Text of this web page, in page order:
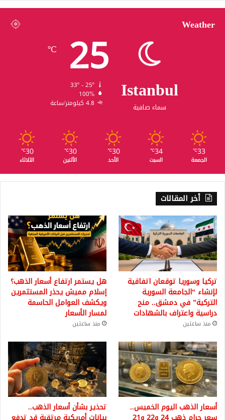
Weather
Istanbul
سماء صافية
25
℃
33º - 25º
100%
4.8 كيلومتر/ساعة
33
℃
الجمعة
34
℃
السبت
30
℃
الأحد
30
℃
الأثنين
30
℃
الثلاثاء
أخر المقالات
تركيا وسوريا توقعان اتفاقية
لإنشاء “الجامعة السورية
التركية” في دمشق.. منح
دراسية واعتراف بالشهادات
منذ ساعتين
هل يستمر ارتفاع أسعار الذهب؟
إسلام مميش يحذر المستثمرين
ويكشف العوامل الحاسمة
لمسار الأسعار
منذ ساعتين
أسعار الذهب اليوم الخميس.. تحذير بشأن أسعار الذهب..